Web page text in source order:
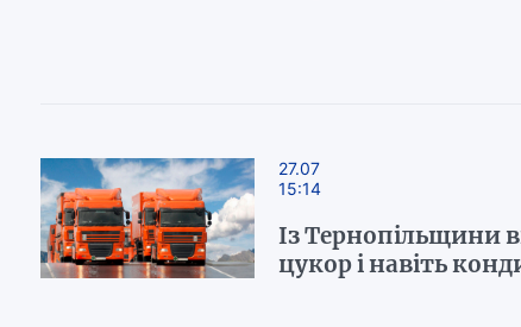
27.07
15:14
Із Тернопільщини
цукор і навіть